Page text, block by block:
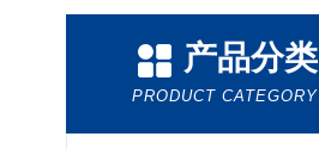
产品分类
PRODUCT CATEGORY